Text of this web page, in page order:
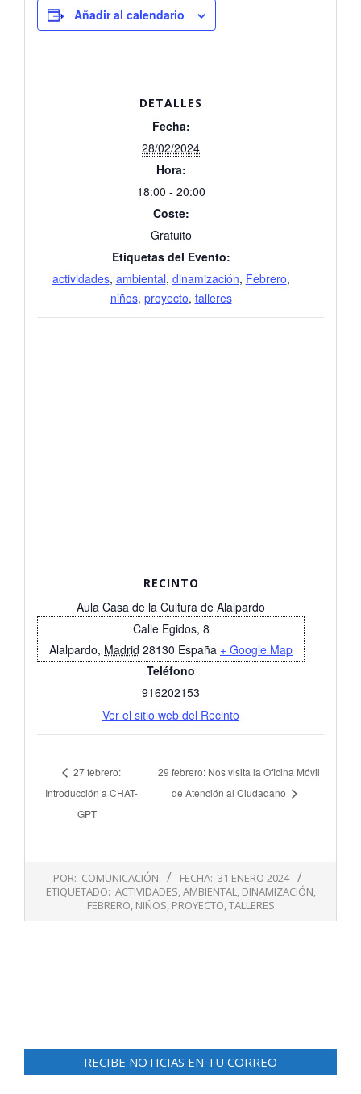
Añadir al calendario
DETALLES
Fecha:
28/02/2024
Hora:
18:00 - 20:00
Coste:
Gratuito
Etiquetas del Evento:
actividades, ambiental, dinamización, Febrero,
niños, proyecto, talleres
RECINTO
Aula Casa de la Cultura de Alalpardo
Calle Egidos, 8
Alalpardo, Madrid 28130 España + Google Map
Teléfono
916202153
Ver el sitio web del Recinto
27 febrero:
Introducción a CHAT-
GPT
29 febrero: Nos visita la Oficina Móvil
de Atención al Ciudadano
POR: COMUNICACIÓN FECHA: 31 ENERO 2024
ETIQUETADO: ACTIVIDADES AMBIENTAL DINAMIZACIÓN
FEBRERO NIÑOS PROYECTO TALLERES
RECIBE NOTICIAS EN TU CORREO